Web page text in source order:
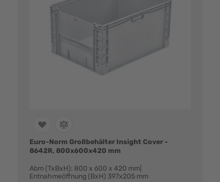
Euro-Norm Großbehälter Insight Cover -
8642R, 800x600x420 mm
Abm (TxBxH): 800 x 600 x 420 mm|
Entnahmeöffnung (BxH) 397x205 mm